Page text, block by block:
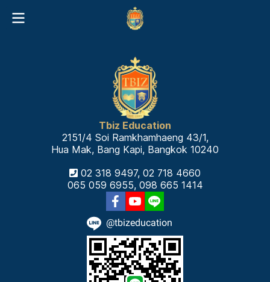
Tbiz Education
2151/4 Soi Ramkhamhaeng 43/1,
Hua Mak, Bang Kapi, Bangkok 10240
02 318 9497, 02 718 4660
065 059 6955, 098 665 1414
@tbizeducation